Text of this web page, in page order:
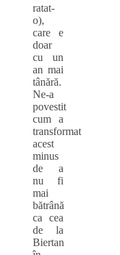
ratat-
o),
care e
doar
cu un
an mai
tânără.
Ne-a
povestit
cum a
transformat
acest
minus
de a
nu fi
mai
bătrână
ca cea
de la
Biertan